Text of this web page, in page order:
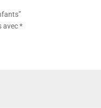
avec*